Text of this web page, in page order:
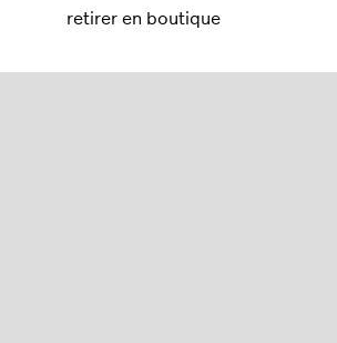
retirer en boutique